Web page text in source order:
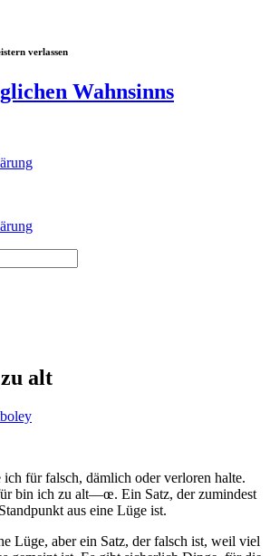
verlassen
Wahnsinns
alt
ich für falsch, dämlich oder verloren halte.
bin ich zu alt—œ. Ein Satz, der zumindest
aus eine Lüge ist.
Lüge, aber ein Satz, der falsch ist, weil viel